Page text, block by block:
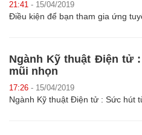
21:41 - 15/04/2019
Điều kiện để bạn tham gia ứng
Ngành Kỹ thuật Điện tử
mũi nhọn
17:26 - 15/04/2019
Ngành Kỹ thuật Điện tử : Sức hút